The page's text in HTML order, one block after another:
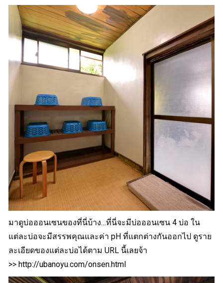
มาดูบ่อออนเซนของที่นี่บ้าง…ที่นี่จะมีบ่อออนเซน 4 บ่อ ใน
แต่ละบ่อจะมีสรรพคุณและค่า pH ที่แตกต่างกันออกไป ดูราย
ละเอียดของแต่ละบ่อได้ตาม URL นี้เลยจ้า
>>http://ubanoyu.com/onsen.html